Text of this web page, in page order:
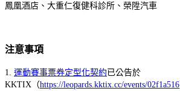
鳳凰酒店、大重仁復健科診所、榮陞汽車
注意事項
1. 運動賽事票券定型化契約已公告於
KKTIX（https://leopards.kktix.cc/events/02f1a516